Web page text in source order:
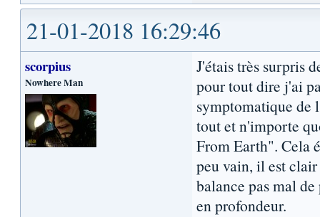
21-01-2018 16:29:46
scorpius
Nowhere Man
J'étais très surpris
pour tout dire j'ai
symptomatique de
tout et n'importe
From Earth". Cela
peu vain, il est
balance pas mal
en profondeur.